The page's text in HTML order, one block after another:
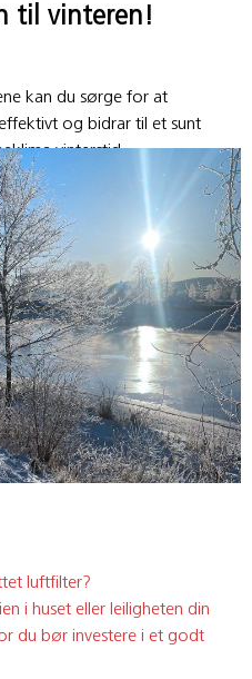
til vinteren!
kan du sørge for at
og bidrar til et sunt
vinterstid.
luftfilter?
i huset eller leiligheten din
du bør investere i et godt